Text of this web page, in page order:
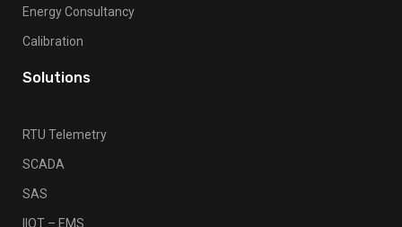
Energy Consultancy
Calibration
Solutions
RTU Telemetry
SCADA
SAS
IIOT – EMS